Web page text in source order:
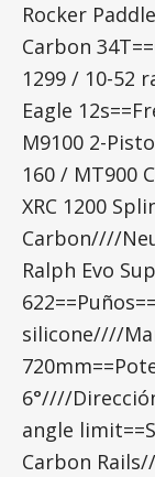
Rocker
Carbon
1299 / 10-52
Eagle
M9100 2-
160 / MT900
XRC 1200
Carbon////
Ralph Evo
silicone////
6°////
angle
Carbon